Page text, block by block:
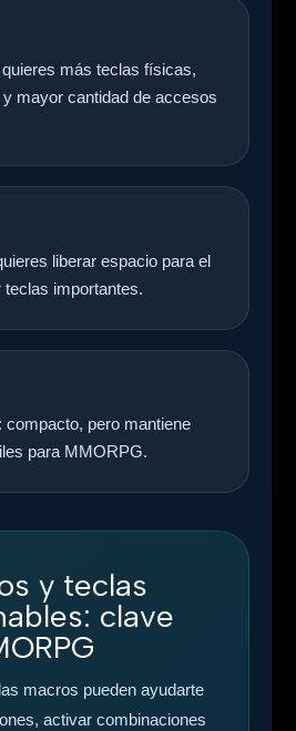
más teclas físicas,
mayor cantidad de accesos
liberar espacio para el
importantes.
compacto, pero mantiene
para MMORPG.
y teclas
clave
macros pueden ayudarte
activar combinaciones